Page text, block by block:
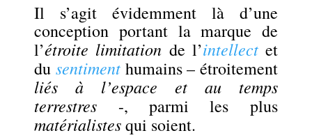
Il s’agit évidemment là d’une
conception portant la marque de
l’étroite limitation de l’intellectet
du sentimenthumains – étroitement
liés à l’espace et au temps
terrestres -, parmi les plus
matérialistesqui soient.